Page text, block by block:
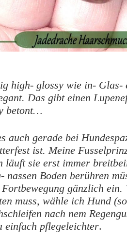
high- glossy wie in- Glas-
Das gibt einen
betont…
auch gerade bei
ist. Meine
läuft sie erst immer
nassen Boden berühren
gänzlich ein.
muss, wähle ich Hund
nach nem
einfach pflegeleichter.